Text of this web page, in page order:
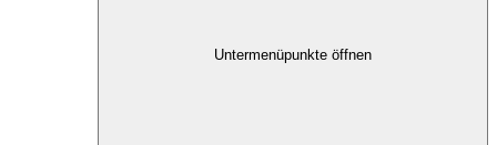
Untermenüpunkte öffnen